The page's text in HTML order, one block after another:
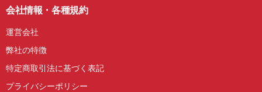
会社情報・各種規約
運営会社
弊社の特徴
特定商取引法に基づく表記
プライバシーポリシー